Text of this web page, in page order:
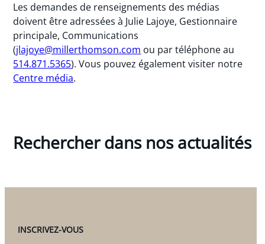
Les demandes de renseignements des médias
doivent être adressées à Julie Lajoye, Gestionnaire
principale, Communications
(jlajoye@millerthomson.com ou par téléphone au
514.871.5365). Vous pouvez également visiter notre
Centre média.
Rechercher dans nos actualités
INSCRIVEZ-VOUS